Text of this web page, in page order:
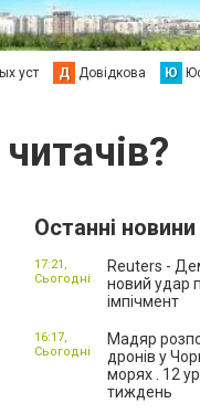
уст Д Довідкова Ю
Останні новини
Reuters -
новий удар
імпічмент
17:21,
Сьогодні
Мадяр
дронів у
морях . 12
тиждень
16:17,
Сьогодні